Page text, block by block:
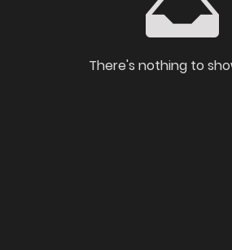
There's nothing to